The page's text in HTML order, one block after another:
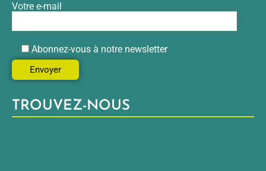
Votre e-mail
Abonnez-vous à notre newsletter
TROUVEZ-NOUS